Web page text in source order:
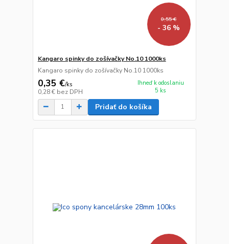
0,55 €
- 36 %
Kangaro spinky do zošívačky No.10 1000ks
Kangaro spinky do zošívačky No.10 1000ks
0,35 €/ks
0,28 € bez DPH
Ihneď k odoslaniu
5 ks
Pridať do košíka